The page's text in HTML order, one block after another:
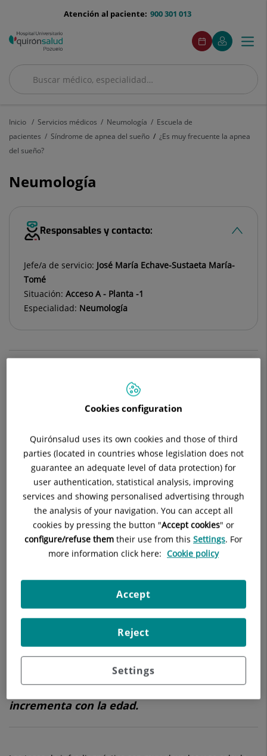
menu-
900 301 013
Atención al paciente:
Buscar
Buscar
menuAcceso
Pedir
cita
Este
enlace
se
en
Mi
Quirónsalud
Este
enlace
se
en
ventana
nueva.
Menú
Inicio Servicios médicos Neumología
Escuela de
pacientes
Síndrome de apnea del sueño
¿Es muy frecuente la apnea
del sueño?
Neumología
Responsables y contacto:
Jefe/a de servicio: José María Echave-Sustaeta María-
Tomé
Situación: Acceso A - Planta -1
Especialidad: Neumología
¿Es muy frecuente la apnea del
sueño?
¿Es muy frecuente la apnea del sueño?
El síndrome de apnea-hipopnea del sueño es una
enfermedad de las consideradas frecuentes.
Estudios epidemiológicos antiguos llevados a cabo en Europa
en la población general) del 7% de hombres y el 3% de las
mujeres en la población general adulta de edades medias.
Los estudios más recientes muestran frecuencias superiores,
que llegarían al menos al 13% de hombres y 6% de mujeres.
El síndrome de apnea-hipopnea del sueño se
incrementa con la edad.
Cookies configuration
Quirónsalud uses its own cookies and those of third
parties (located in countries whose legislation does not
guarantee an adequate level of data protection) for
user authentication, statistical analysis, improving
services and showing personalised advertising through
the analysis of your navigation. You can accept all
cookies by pressing the button "Accept cookies" or
configure/refuse them their use from this Settings. For
more information click here: Cookie policy
Settings
Reject
Accept